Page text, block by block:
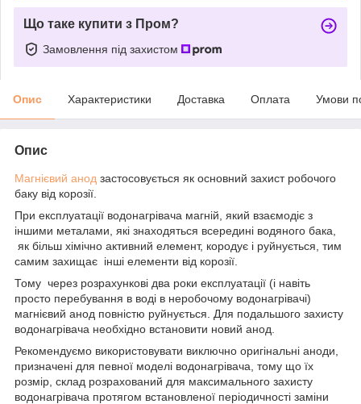
Що таке купити з Пром?
Замовлення під захистом
Опис Характеристики Доставка Оплата Умови
Опис
Магнієвий анод застосовується як основний захист робочого
баку від корозії.
При експлуатації водонагрівача магній, який взаємодіє з
іншими металами, які знаходяться всередині водяного бака,
як більш хімічно активний елемент, кородує і руйнується, тим
самим захищає інші елементи від корозії.
Тому через розрахункові два роки експлуатації (і навіть
просто перебування в воді в неробочому водонагрівачі)
магнієвий анод повністю руйнується. Для подальшого захисту
водонагрівача необхідно встановити новий анод.
Рекомендуємо використовувати виключно оригінальні аноди,
призначені для певної моделі водонагрівача, тому що їх
розмір, склад розрахований для максимального захисту
водонагрівача протягом встановленої періодичності заміни